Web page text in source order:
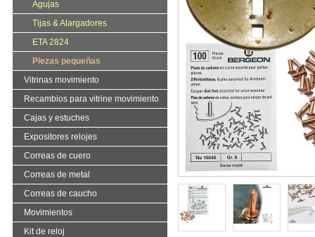
Agujas
Tijas & Alargadores
ETA 2824
Piezas pequeñas
Vitrinas movimiento
Recambios para vitrine movimiento
Cajas y estuches
Expositores relojes
Correas de cuero
Correas de metal
Correas de caucho
Movimientos
Kit de reloj